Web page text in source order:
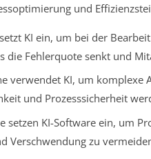
und
KI ein, um bei der
die Fehlerquote senkt und
verwendet KI, um komplexe
und Prozesssicherheit
setzen KI-Software ein, um
Verschwendung zu